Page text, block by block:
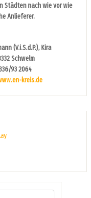
Städten nach wie vor wie
Anlieferer.
(V.i.S.d.P.), Kira
Schwelm
93 2064
kreis.de